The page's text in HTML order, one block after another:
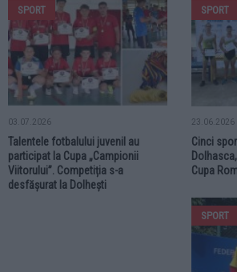
SPORT
03.07.2026
Talentele fotbalului juvenil au
participat la Cupa „Campionii
Viitorului”. Competiția s-a
desfășurat la Dolhești
SPORT
23.06.2026
Cinci
Cupa
SPORT